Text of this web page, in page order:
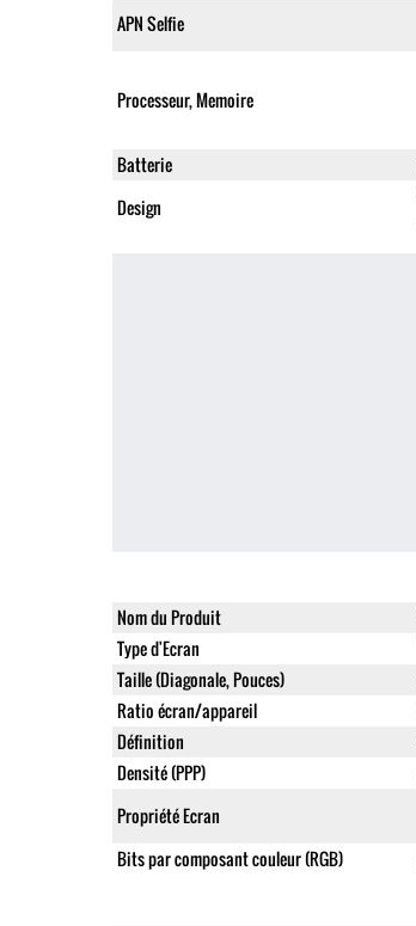
APN Selfie
Processeur, Memoire
Batterie
Design
Nom du Produit
Type d'Ecran
Taille (Diagonale, Pouces)
Ratio écran/appareil
Définition
Densité (PPP)
Propriété Ecran
Bits par composant couleur (RGB)